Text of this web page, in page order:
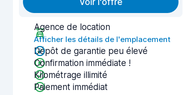
Voir l'offre
Agence de location
Afficher les détails de l'emplacement
Dépôt de garantie peu élevé
Confirmation immédiate !
Kilométrage illimité
Paiement immédiat